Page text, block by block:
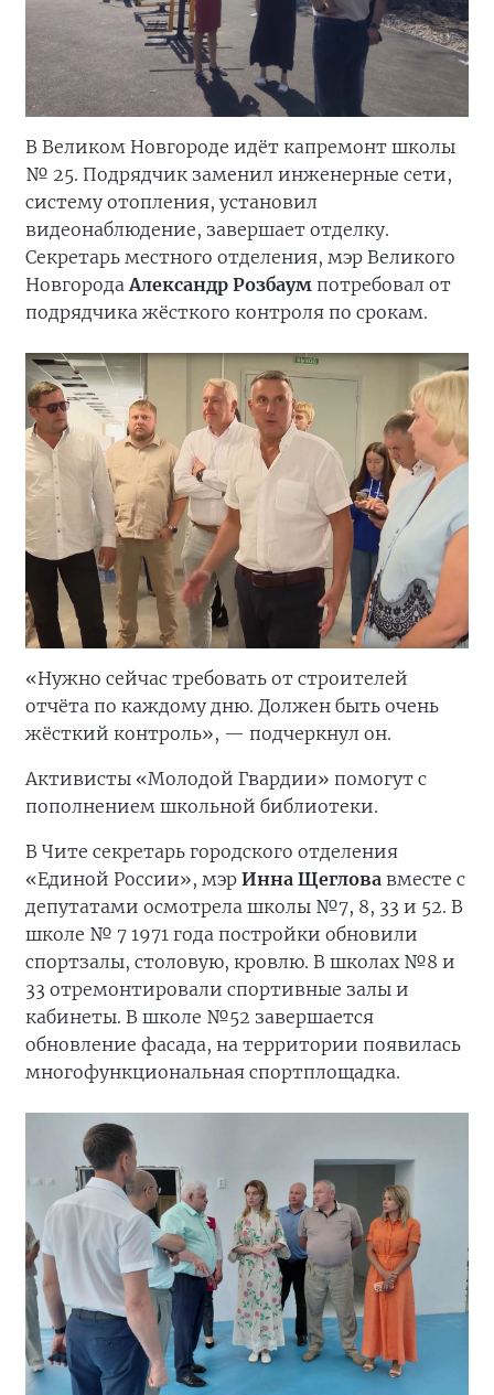
В Великом Новгороде идёт капремонт школы
№ 25. Подрядчик заменил инженерные сети,
систему отопления, установил
видеонаблюдение, завершает отделку.
Секретарь местного отделения, мэр Великого
Новгорода Александр Розбаум потребовал от
подрядчика жёсткого контроля по срокам.
«Нужно сейчас требовать от строителей
отчёта по каждому дню. Должен быть очень
жёсткий контроль», — подчеркнул он.
Активисты «Молодой Гвардии» помогут с
пополнением школьной библиотеки.
В Чите секретарь городского отделения
«Единой России», мэр Инна Щеглова вместе с
депутатами осмотрела школы №7, 8, 33 и 52. В
школе № 7 1971 года постройки обновили
спортзалы, столовую, кровлю. В школах №8 и
33 отремонтировали спортивные залы и
кабинеты. В школе №52 завершается
обновление фасада, на территории появилась
многофункциональная спортплощадка.